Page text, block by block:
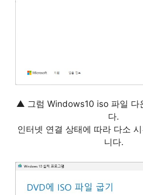
▲ 그럼 Windows10 iso 파일 다
다.
인터넷 연결 상태에 따라 다소
니다.